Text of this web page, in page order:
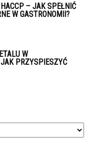
– JAK SPEŁNIĆ
W GASTRONOMII?
W
PRZYSPIESZYĆ